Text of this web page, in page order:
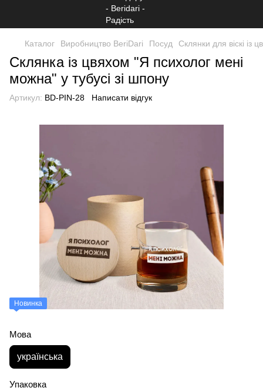
Каталог Виробництво BeriDari Посуд Склянки для віскі із
Склянка із цвяхом "Я психолог мені
можна" у тубусі зі шпону
Артикул: BD-PIN-28 Написати відгук
Новинка
Мова
українська
Упаковка